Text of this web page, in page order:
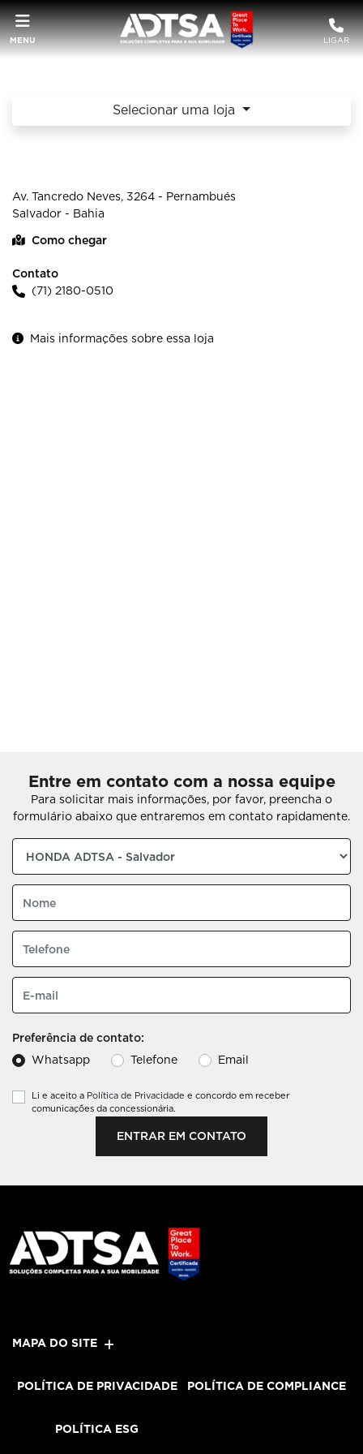
MENU LIGAR
Selecionar uma loja
Av. Tancredo Neves, 3264 - Pernambués
Salvador - Bahia
Como chegar
Contato
(71) 2180-0510
Mais informações sobre essa loja
Entre em contato com a nossa equipe
Para solicitar mais informações, por favor, preencha o
formulário abaixo que entraremos em contato rapidamente.
Preferência de contato:
Whatsapp
Telefone Email
Li e aceito a Política de Privacidade e concordo em receber
comunicações da concessionária.
ENTRAR EM CONTATO
MAPA DO SITE
POLÍTICA DE PRIVACIDADE POLÍTICA DE COMPLIANCE
POLÍTICA ESG